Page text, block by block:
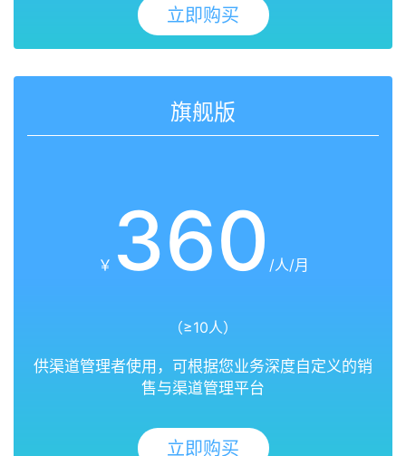
立即购买
旗舰版
￥ 360 /人/月
（≥10人）
供渠道管理者使用，可根据您业务深度自定义的销
售与渠道管理平台
立即购买